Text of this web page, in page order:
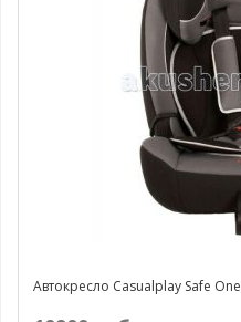
Автокресло Casualplay Safe One